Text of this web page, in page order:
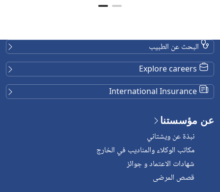
البحث عن الطبيب
عن مؤسستنا
نبذة عن ويشتاني
مكاتب الوكلاء والمناديب في الخارج
شهادات الاعتماد و جوائز
قصص المرضى